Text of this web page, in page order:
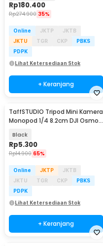
Rp180.400
Rp274.900 35%
Online JKTP
JKTB
JKTU
TGR CKP
PBKS
PDPK
Lihat Ketersediaan Stok
+ Keranjang
TaffSTUDIO Tripod Mini Kamera
Monopod 1/4 8.2cm DJI Osmo
Black
Rp5.300
Rp14.900 65%
Online JKTP
JKTB
JKTU
TGR CKP
PBKS
PDPK
Lihat Ketersediaan Stok
+ Keranjang